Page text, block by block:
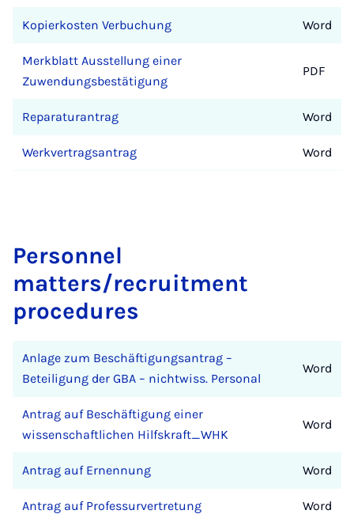
Kopierkosten Verbuchung Word
Merkblatt Ausstellung einer
Zuwendungsbestätigung
PDF
Reparaturantrag Word
Werkvertragsantrag Word
Personnel
matters/recruitment
procedures
Anlage zum Beschäftigungsantrag –
Beteiligung der GBA – nichtwiss. Personal
Word
Antrag auf Beschäftigung einer
wissenschaftlichen Hilfskraft_WHK
Word
Antrag auf Ernennung Word
Antrag auf Professurvertretung Word